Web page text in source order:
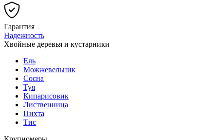
Гарантия
Надежность
Хвойные деревья и кустарники
Ель
Можжевельник
Сосна
Туя
Кипарисовик
Лиственница
Пихта
Тис